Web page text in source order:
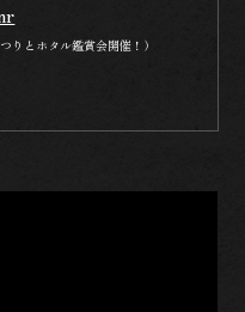
とホタル鑑賞会開催！）